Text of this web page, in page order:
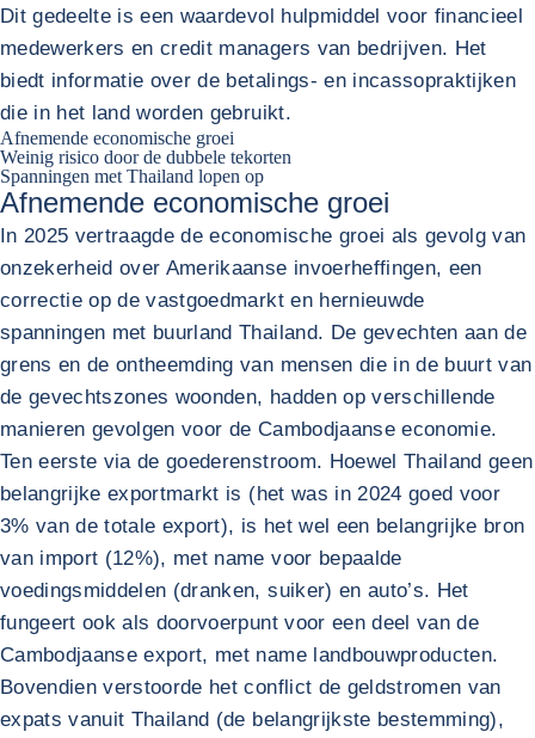
Dit gedeelte is een waardevol hulpmiddel voor financieel
medewerkers en credit managers van bedrijven. Het
biedt informatie over de betalings- en incassopraktijken
die in het land worden gebruikt.
Afnemende economische groei
Weinig risico door de dubbele tekorten
Spanningen met Thailand lopen op
Afnemende economische groei
In 2025 vertraagde de economische groei als gevolg van
onzekerheid over Amerikaanse invoerheffingen, een
correctie op de vastgoedmarkt en hernieuwde
spanningen met buurland Thailand. De gevechten aan de
grens en de ontheemding van mensen die in de buurt van
de gevechtszones woonden, hadden op verschillende
manieren gevolgen voor de Cambodjaanse economie.
Ten eerste via de goederenstroom. Hoewel Thailand geen
belangrijke exportmarkt is (het was in 2024 goed voor
3% van de totale export), is het wel een belangrijke bron
van import (12%), met name voor bepaalde
voedingsmiddelen (dranken, suiker) en auto’s. Het
fungeert ook als doorvoerpunt voor een deel van de
Cambodjaanse export, met name landbouwproducten.
Bovendien verstoorde het conflict de geldstromen van
expats vanuit Thailand (de belangrijkste bestemming),